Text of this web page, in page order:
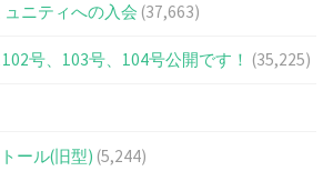
ュニティへの入会 (37,663)
号、103号、104号公開です！ (35,225)
ール(旧型) (5,244)